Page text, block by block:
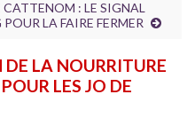
: LE SIGNAL
LA FAIRE FERMER
LA NOURRITURE
LES JO DE